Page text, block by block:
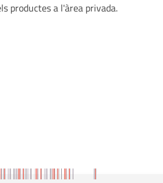
productes a l'àrea privada.